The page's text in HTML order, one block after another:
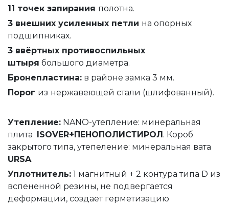
11 точек запирания полотна.
3 внешних усиленных петли на опорных
подшипниках.
3 ввёртных противоспильных
штыря большого диаметра.
Бронепластина: в районе замка 3 мм.
Порог из нержавеющей стали (шлифованный).
Утепление: NANO-утепление: минеральная
плита ISOVER+ПЕНОПОЛИСТИРОЛ. Короб
закрытого типа, утепеление: минеральная вата
URSA.
Уплотнитель: 1 магнитный + 2 контура типа D из
вспененной резины, не подвергается
деформации, создает герметизацию